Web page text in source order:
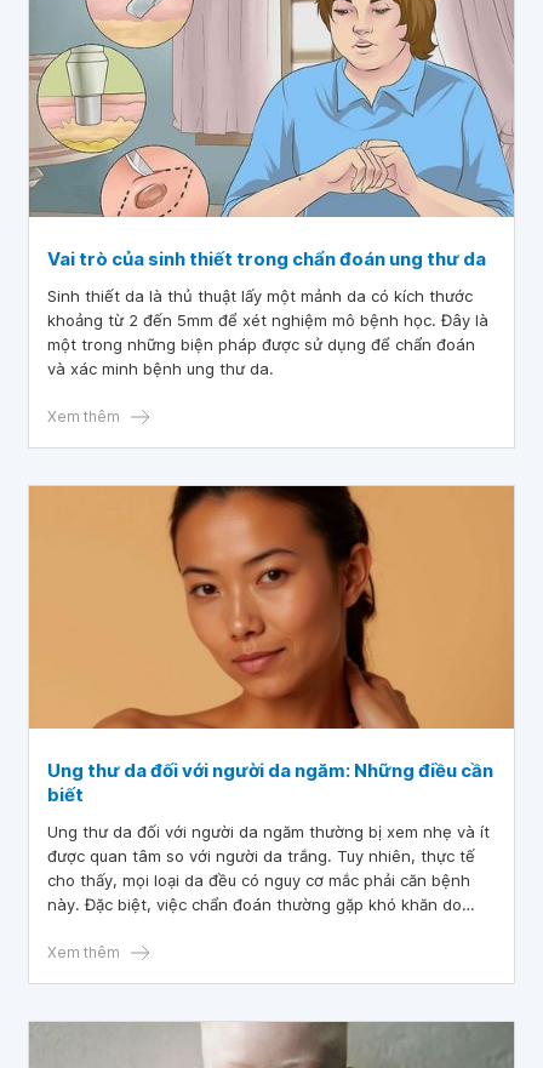
Vai trò của sinh thiết trong chẩn đoán ung thư da
Sinh thiết da là thủ thuật lấy một mảnh da có kích thước
khoảng từ 2 đến 5mm để xét nghiệm mô bệnh học. Đây là
một trong những biện pháp được sử dụng để chẩn đoán
và xác minh bệnh ung thư da.
Xem thêm
Ung thư da đối với người da ngăm: Những điều cần
biết
Ung thư da đối với người da ngăm thường bị xem nhẹ và ít
được quan tâm so với người da trắng. Tuy nhiên, thực tế
cho thấy, mọi loại da đều có nguy cơ mắc phải căn bệnh
này. Đặc biệt, việc chẩn đoán thường gặp khó khăn do
trên làn da sẫm màu.
Xem thêm